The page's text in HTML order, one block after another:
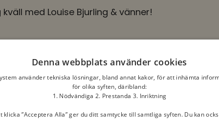
med Louise Bjurling & vänner!
sånger som berör hjärtat. Kom och sjung
Denna webbplats använder cookies
använder tekniska lösningar, bland annat kakor, för att inhämta
för olika syften, däribland:
1. Nödvändiga 2. Prestanda 3. Inriktning
klicka ”Acceptera Alla” ger du ditt samtycke till samtliga syften. Du kan